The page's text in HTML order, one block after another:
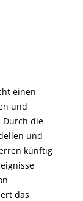
einen
und
Durch die
und
künftig
das